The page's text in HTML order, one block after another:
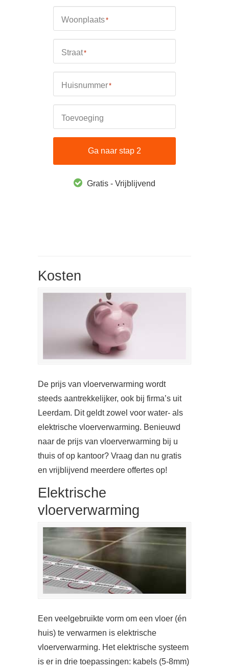
Woonplaats*
Straat*
Huisnummer*
Toevoeging
Ga naar stap 2
Gratis - Vrijblijvend
Kosten
De prijs van vloerverwarming wordt
steeds aantrekkelijker, ook bij firma’s uit
Leerdam. Dit geldt zowel voor water- als
elektrische vloerverwarming. Benieuwd
naar de prijs van vloerverwarming bij u
thuis of op kantoor? Vraag dan nu gratis
en vrijblijvend meerdere offertes op!
Elektrische
vloerverwarming
Een veelgebruikte vorm om een vloer (én
huis) te verwarmen is elektrische
vloerverwarming. Het elektrische systeem
is er in drie toepassingen: kabels (5-8mm)